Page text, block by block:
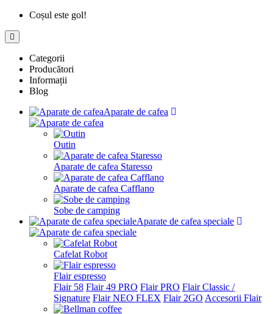
Coșul este gol!
Categorii
Producători
Informații
Blog
Aparate de cafea
Outin
Aparate de cafea Staresso
Aparate de cafea Cafflano
Sobe de camping
Aparate de cafea speciale
Cafelat Robot
Flair espresso
Flair 58 Flair 49 PRO Flair PRO Flair Classic /
Signature Flair NEO FLEX Flair 2GO Accesorii Flair